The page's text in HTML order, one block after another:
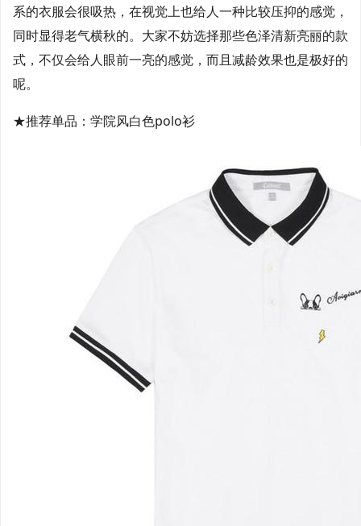
系的衣服会很吸热，在视觉上也给人一种比较压抑的感觉，
同时显得老气横秋的。大家不妨选择那些色泽清新亮丽的款
式，不仅会给人眼前一亮的感觉，而且减龄效果也是极好的
呢。
★推荐单品：学院风白色polo衫